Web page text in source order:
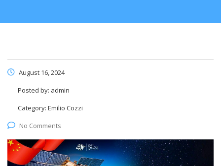
August 16, 2024
Posted by: admin
Category: Emilio Cozzi
No Comments